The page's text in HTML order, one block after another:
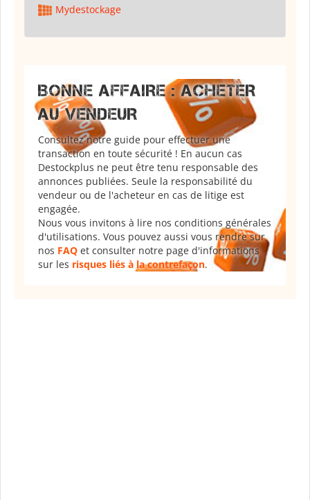
Mydestockage
BONNE AFFAIRE : ACHETER
AU VENDEUR
Consultez notre guide pour effectuer une
transaction en toute sécurité ! En aucun cas
Destockplus ne peut être tenu responsable des
annonces publiées. Seule la responsabilité du
vendeur ou de l'acheteur en cas de litige est
engagée.
Nous vous invitons à lire nos conditions générales
d'utilisations. Vous pouvez aussi vous rendre sur
nos FAQ et consulter notre page d'informations
sur les risques liés à la contrefaçon.